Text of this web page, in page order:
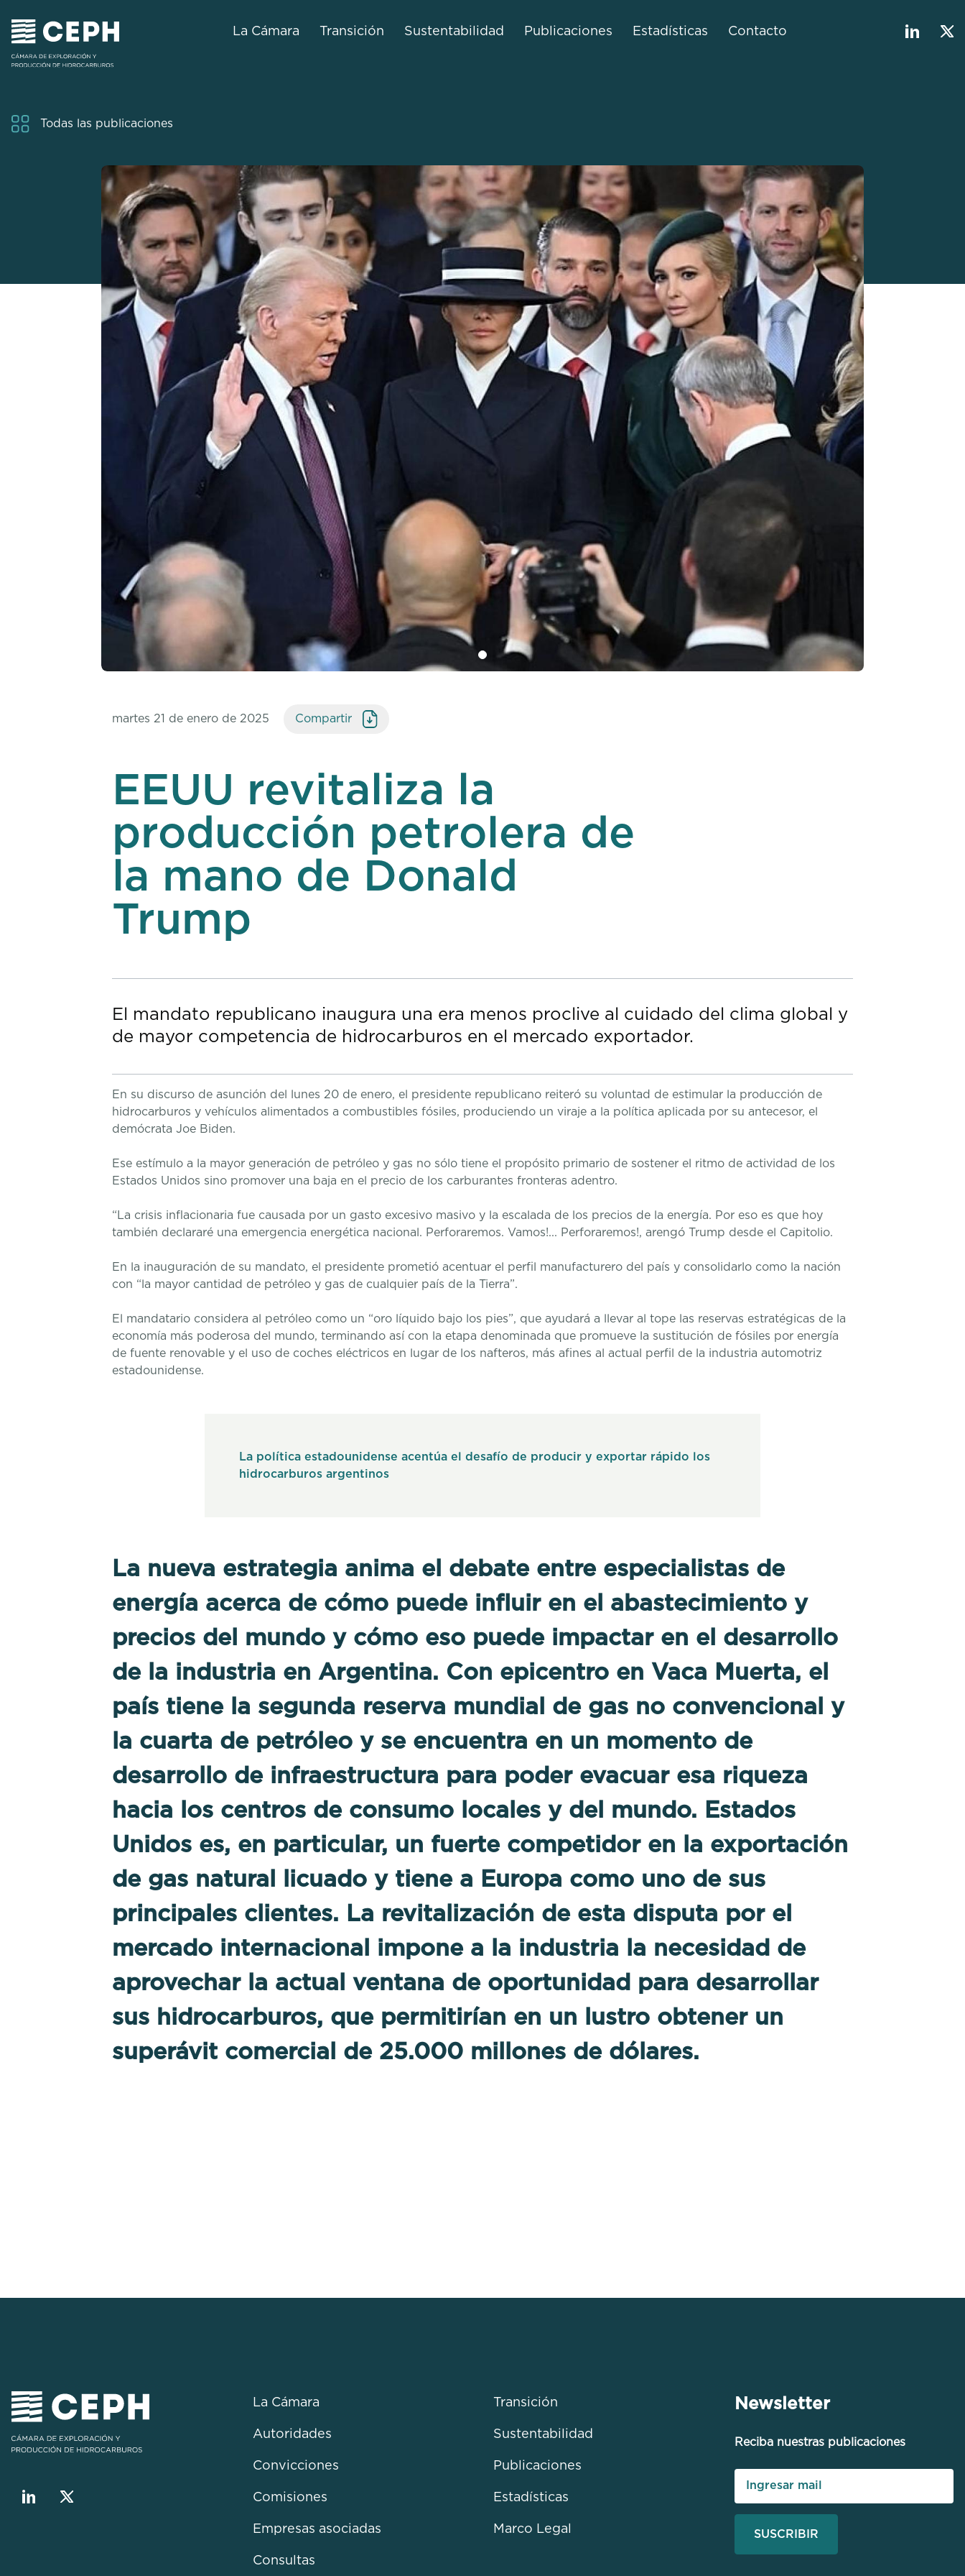
La Cámara Transición Sustentabilidad Publicaciones Estadísticas Contacto
Todas las publicaciones
martes 21 de enero de 2025 Compartir
EEUU revitaliza la
producción petrolera de
la mano de Donald
Trump
El mandato republicano inaugura una era menos proclive al cuidado del clima global y
de mayor competencia de hidrocarburos en el mercado exportador.
En su discurso de asunción del lunes 20 de enero, el presidente republicano reiteró su voluntad de estimular la producción de
hidrocarburos y vehículos alimentados a combustibles fósiles, produciendo un viraje a la política aplicada por su antecesor, el
demócrata Joe Biden.
Ese estímulo a la mayor generación de petróleo y gas no sólo tiene el propósito primario de sostener el ritmo de actividad de los
Estados Unidos sino promover una baja en el precio de los carburantes fronteras adentro.
“La crisis inflacionaria fue causada por un gasto excesivo masivo y la escalada de los precios de la energía. Por eso es que hoy
también declararé una emergencia energética nacional. Perforaremos. Vamos!... Perforaremos!, arengó Trump desde el Capitolio.
En la inauguración de su mandato, el presidente prometió acentuar el perfil manufacturero del país y consolidarlo como la nación
con “la mayor cantidad de petróleo y gas de cualquier país de la Tierra”.
El mandatario considera al petróleo como un “oro líquido bajo los pies”, que ayudará a llevar al tope las reservas estratégicas de la
economía más poderosa del mundo, terminando así con la etapa denominada que promueve la sustitución de fósiles por energía
de fuente renovable y el uso de coches eléctricos en lugar de los nafteros, más afines al actual perfil de la industria automotriz
estadounidense.
La política estadounidense acentúa el desafío de producir y exportar rápido los
hidrocarburos argentinos
La nueva estrategia anima el debate entre especialistas de
energía acerca de cómo puede influir en el abastecimiento y
precios del mundo y cómo eso puede impactar en el desarrollo
de la industria en Argentina. Con epicentro en Vaca Muerta, el
país tiene la segunda reserva mundial de gas no convencional y
la cuarta de petróleo y se encuentra en un momento de
desarrollo de infraestructura para poder evacuar esa riqueza
hacia los centros de consumo locales y del mundo. Estados
Unidos es, en particular, un fuerte competidor en la exportación
de gas natural licuado y tiene a Europa como uno de sus
principales clientes. La revitalización de esta disputa por el
mercado internacional impone a la industria la necesidad de
aprovechar la actual ventana de oportunidad para desarrollar
sus hidrocarburos, que permitirían en un lustro obtener un
superávit comercial de 25.000 millones de dólares.
La Cámara
Autoridades
Convicciones
Comisiones
Empresas asociadas
Consultas
Transición
Sustentabilidad
Publicaciones
Estadísticas
Marco Legal
Newsletter
Reciba nuestras publicaciones
SUSCRIBIR